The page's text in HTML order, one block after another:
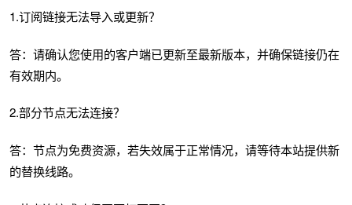
1.订阅链接无法导入或更新？
答：请确认您使用的客户端已更新至最新版本，并确保链接仍在
有效期内。
2.部分节点无法连接？
答：节点为免费资源，若失效属于正常情况，请等待本站提供新
的替换线路。